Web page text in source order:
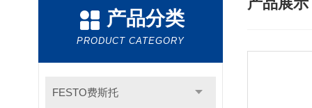
产品分类
PRODUCT CATEGORY
FESTO费斯托